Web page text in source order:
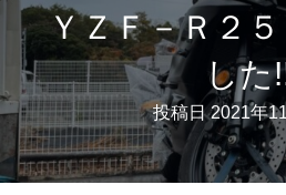
ＹＺＦ－Ｒ２
した
投稿日2021年